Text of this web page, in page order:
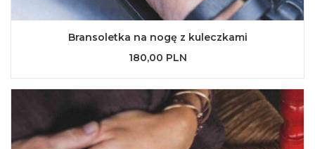
Bransoletka na nogę z kuleczkami
180,00 PLN